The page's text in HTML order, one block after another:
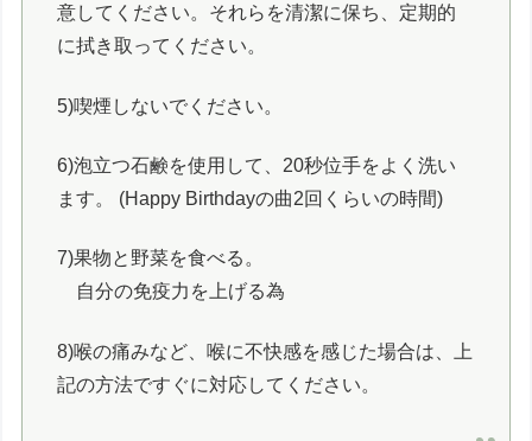
意してください。それらを清潔に保ち、定期的
に拭き取ってください。
5)喫煙しないでください。
6)泡立つ石鹸を使用して、20秒位手をよく洗い
ます。 (Happy Birthdayの曲2回くらいの時間)
7)果物と野菜を食べる。
自分の免疫力を上げる為
8)喉の痛みなど、喉に不快感を感じた場合は、上
記の方法ですぐに対応してください。